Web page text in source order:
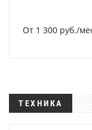
От 1 300 руб./
ТЕХНИКА